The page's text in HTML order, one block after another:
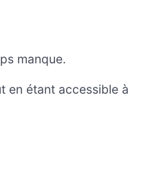
manque.
en étant accessible à